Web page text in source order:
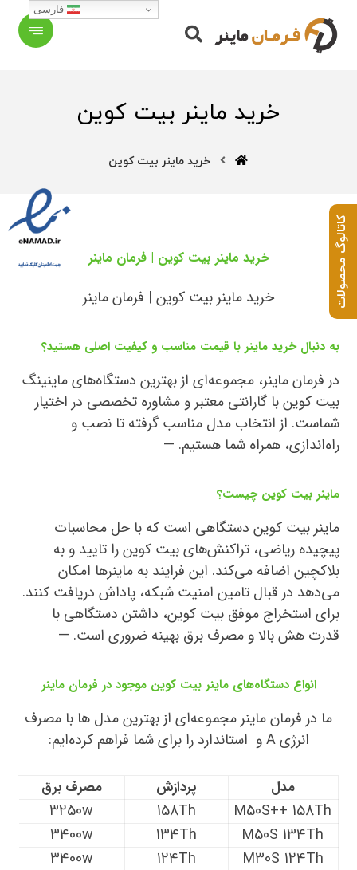
خرید ماینر بیت کوین
خرید ماینر بیت کوین
خرید ماینر بیت کوین | فرمان ماینر
خرید ماینر بیت کوین | فرمان ماینر
به دنبال خرید ماینر با قیمت مناسب و کیفیت اصلی هستید؟
در فرمان ماینر، مجموعه‌ای از بهترین دستگاه‌های ماینینگ
بیت کوین با گارانتی معتبر و مشاوره تخصصی در اختیار
شماست. از انتخاب مدل مناسب گرفته تا نصب و
راه‌اندازی، همراه شما هستیم. —
ماینر بیت کوین چیست؟
ماینر بیت کوین دستگاهی است که با حل محاسبات
پیچیده ریاضی، تراکنش‌های بیت کوین را تایید و به
بلاکچین اضافه می‌کند. این فرایند به ماینرها امکان
می‌دهد در قبال تامین امنیت شبکه، پاداش دریافت کنند.
برای استخراج موفق بیت کوین، داشتن دستگاهی با
قدرت هش بالا و مصرف برق بهینه ضروری است. —
انواع دستگاه‌های ماینر بیت کوین موجود در فرمان ماینر
ما در فرمان ماینر مجموعه‌ای از بهترین مدل ها با مصرف
انرژی A و استاندارد را برای شما فراهم کرده‌ایم:
مدل پردازش مصرف برق
M50S++ 158Th
158Th
3250w
M50S 134Th
134Th
3400w
M30S 124Th
124Th
3400w
فارسی
کاتالوگ محصولات